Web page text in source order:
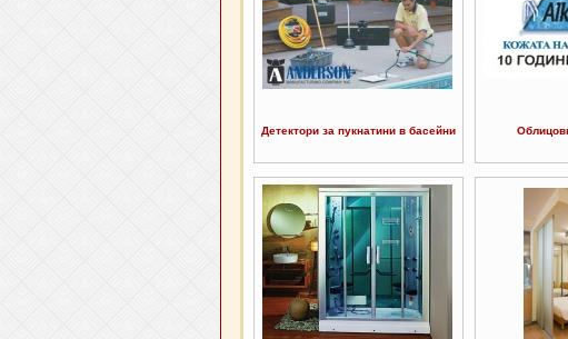
Детектори за пукнатини в басейни